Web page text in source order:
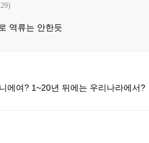
역류는 안한듯
에여? 1~20년 뒤에는 우리나라에서?